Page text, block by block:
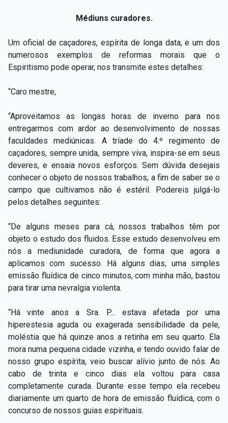
Médiuns curadores.
Um oficial de caçadores, espírita de longa data, e um dos
numerosos exemplos de reformas morais que o
Espiritismo pode operar, nos transmite estes detalhes:
“Caro mestre,
“Aproveitamos as longas horas de inverno para nos
entregarmos com ardor ao desenvolvimento de nossas
faculdades mediúnicas. A tríade do 4.º regimento de
caçadores, sempre unida, sempre viva, inspira-se em seus
deveres, e ensaia novos esforços. Sem dúvida desejais
conhecer o objeto de nossos trabalhos, a fim de saber se o
campo que cultivamos não é estéril. Podereis julgá-lo
pelos detalhes seguintes:
“De alguns meses para cá, nossos trabalhos têm por
objeto o estudo dos fluidos. Esse estudo desenvolveu em
nós a mediunidade curadora, de forma que agora a
aplicamos com sucesso. Há alguns dias, uma simples
emissão fluídica de cinco minutos, com minha mão, bastou
para tirar uma nevralgia violenta.
“Há vinte anos a Sra. P... estava afetada por uma
hiperestesia aguda ou exagerada sensibilidade da pele,
moléstia que há quinze anos a retinha em seu quarto. Ela
mora numa pequena cidade vizinha, e tendo ouvido falar de
nosso grupo espírita, veio buscar alívio junto de nós. Ao
cabo de trinta e cinco dias ela voltou para casa
completamente curada. Durante esse tempo ela recebeu
diariamente um quarto de hora de emissão fluídica, com o
concurso de nossos guias espirituais.